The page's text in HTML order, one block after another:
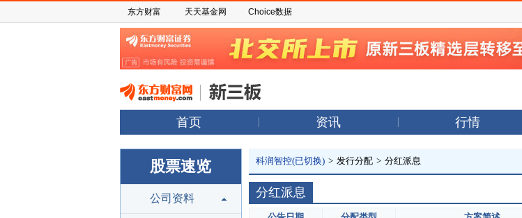
东方财富 天天基金网 Choice数据
首页 资讯 行情
股票速览
公司资料
科润智控(已切换) > 发行分配 > 分红派息
分红派息